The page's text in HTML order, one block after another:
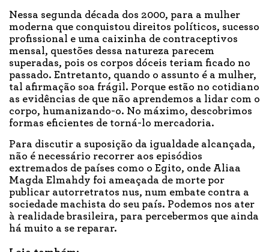
Nessa segunda década dos 2000, para a mulher
moderna que conquistou direitos políticos, sucesso
profissional e uma caixinha de contraceptivos
mensal, questões dessa natureza parecem
superadas, pois os corpos dóceis teriam ficado no
passado. Entretanto, quando o assunto é a mulher,
tal afirmação soa frágil. Porque estão no cotidiano
as evidências de que não aprendemos a lidar com o
corpo, humanizando-o. No máximo, descobrimos
formas eficientes de torná-lo mercadoria.
Para discutir a suposição da igualdade alcançada,
não é necessário recorrer aos episódios
extremados de países como o Egito, onde Aliaa
Magda Elmahdy foi ameaçada de morte por
publicar autorretratos nus, num embate contra a
sociedade machista do seu país. Podemos nos ater
à realidade brasileira, para percebermos que ainda
há muito a se reparar.